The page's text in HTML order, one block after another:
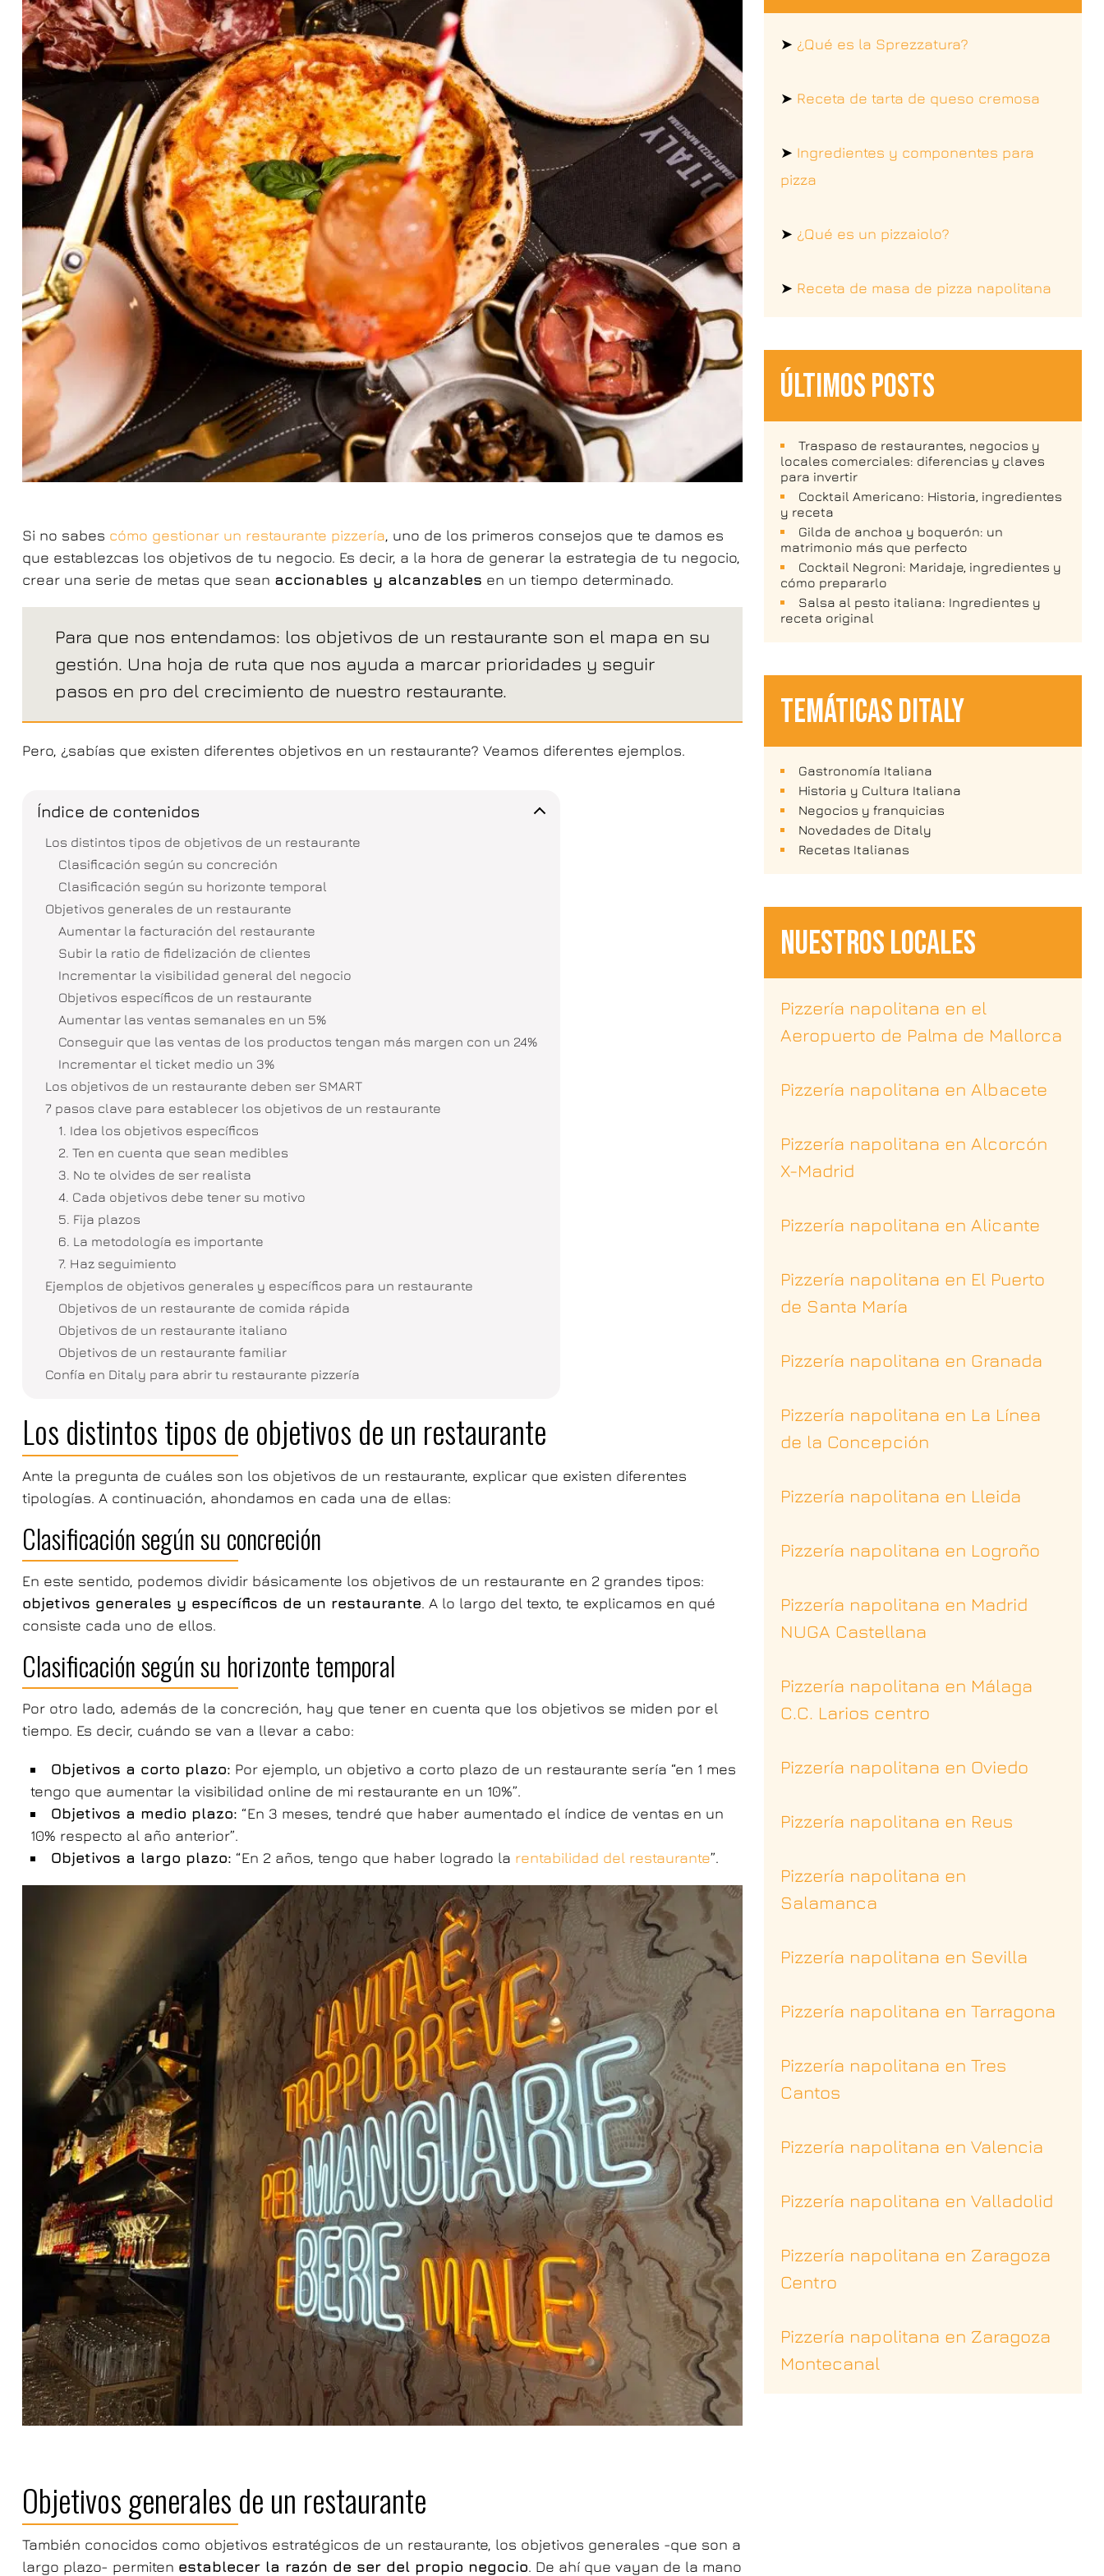
Si no sabes cómo gestionar un restaurante pizzería, uno de los primeros consejos que te damos es
que establezcas los objetivos de tu negocio. Es decir, a la hora de generar la estrategia de tu negocio,
crear una serie de metas que sean accionables y alcanzables en un tiempo determinado.
Para que nos entendamos: los objetivos de un restaurante son el mapa en su
gestión. Una hoja de ruta que nos ayuda a marcar prioridades y seguir
pasos en pro del crecimiento de nuestro restaurante.
Pero, ¿sabías que existen diferentes objetivos en un restaurante? Veamos diferentes ejemplos.
Índice de contenidos
Los distintos tipos de objetivos de un restaurante
Clasificación según su concreción
Clasificación según su horizonte temporal
Objetivos generales de un restaurante
Aumentar la facturación del restaurante
Subir la ratio de fidelización de clientes
Incrementar la visibilidad general del negocio
Objetivos específicos de un restaurante
Aumentar las ventas semanales en un 5%
Conseguir que las ventas de los productos tengan más margen con un 24%
Incrementar el ticket medio un 3%
Los objetivos de un restaurante deben ser SMART
7 pasos clave para establecer los objetivos de un restaurante
1. Idea los objetivos específicos
2. Ten en cuenta que sean medibles
3. No te olvides de ser realista
4. Cada objetivos debe tener su motivo
5. Fija plazos
6. La metodología es importante
7. Haz seguimiento
Ejemplos de objetivos generales y específicos para un restaurante
Objetivos de un restaurante de comida rápida
Objetivos de un restaurante italiano
Objetivos de un restaurante familiar
Confía en Ditaly para abrir tu restaurante pizzería
Los distintos tipos de objetivos de un restaurante
Ante la pregunta de cuáles son los objetivos de un restaurante, explicar que existen diferentes
tipologías. A continuación, ahondamos en cada una de ellas:
Clasificación según su concreción
En este sentido, podemos dividir básicamente los objetivos de un restaurante en 2 grandes tipos:
objetivos generales y específicos de un restaurante. A lo largo del texto, te explicamos en qué
consiste cada uno de ellos.
Clasificación según su horizonte temporal
Por otro lado, además de la concreción, hay que tener en cuenta que los objetivos se miden por el
tiempo. Es decir, cuándo se van a llevar a cabo:
Objetivos a corto plazo: Por ejemplo, un objetivo a corto plazo de un restaurante sería “en 1 mes
tengo que aumentar la visibilidad online de mi restaurante en un 10%”.
Objetivos a medio plazo: “En 3 meses, tendré que haber aumentado el índice de ventas en un
10% respecto al año anterior”.
Objetivos a largo plazo: “En 2 años, tengo que haber logrado la rentabilidad del restaurante”.
Objetivos generales de un restaurante
También conocidos como objetivos estratégicos de un restaurante, los objetivos generales -que son a
largo plazo- permiten establecer la razón de ser del propio negocio. De ahí que vayan de la mano
➤ ¿Qué es la Sprezzatura?
➤ Receta de tarta de queso cremosa
➤ Ingredientes y componentes para
pizza
➤ ¿Qué es un pizzaiolo?
➤ Receta de masa de pizza napolitana
ÚLTIMOS POSTS
Traspaso de restaurantes, negocios y
locales comerciales: diferencias y claves
para invertir
Cocktail Americano: Historia, ingredientes
y receta
Gilda de anchoa y boquerón: un
matrimonio más que perfecto
Cocktail Negroni: Maridaje, ingredientes y
cómo prepararlo
Salsa al pesto italiana: Ingredientes y
receta original
TEMÁTICAS DITALY
Gastronomía Italiana
Historia y Cultura Italiana
Negocios y franquicias
Novedades de Ditaly
Recetas Italianas
NUESTROS LOCALES
Pizzería napolitana en el
Aeropuerto de Palma de Mallorca
Pizzería napolitana en Albacete
Pizzería napolitana en Alcorcón
X-Madrid
Pizzería napolitana en Alicante
Pizzería napolitana en El Puerto
de Santa María
Pizzería napolitana en Granada
Pizzería napolitana en La Línea
de la Concepción
Pizzería napolitana en Lleida
Pizzería napolitana en Logroño
Pizzería napolitana en Madrid
NUGA Castellana
Pizzería napolitana en Málaga
C.C. Larios centro
Pizzería napolitana en Oviedo
Pizzería napolitana en Reus
Pizzería napolitana en
Salamanca
Pizzería napolitana en Sevilla
Pizzería napolitana en Tarragona
Pizzería napolitana en Tres
Cantos
Pizzería napolitana en Valencia
Pizzería napolitana en Valladolid
Pizzería napolitana en Zaragoza
Centro
Pizzería napolitana en Zaragoza
Montecanal